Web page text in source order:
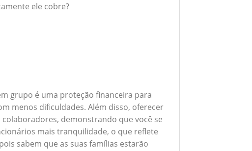
ele cobre?
grupo é uma proteção financeira para
menos dificuldades. Além disso, oferecer
demonstrando que você se
mais tranquilidade, o que reflete
sabem que as suas famílias estarão